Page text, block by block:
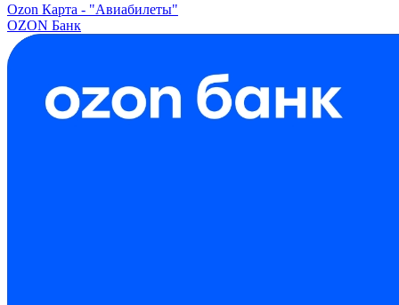
Ozon Карта - "Авиабилеты"
OZON Банк